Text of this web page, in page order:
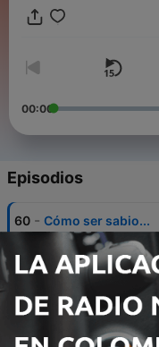
00:00
Episodios
60 - Cómo ser sabio...
18 dic. 2020
59 - Comprendiendo a
18 dic. 2020
58 - Desde cuando